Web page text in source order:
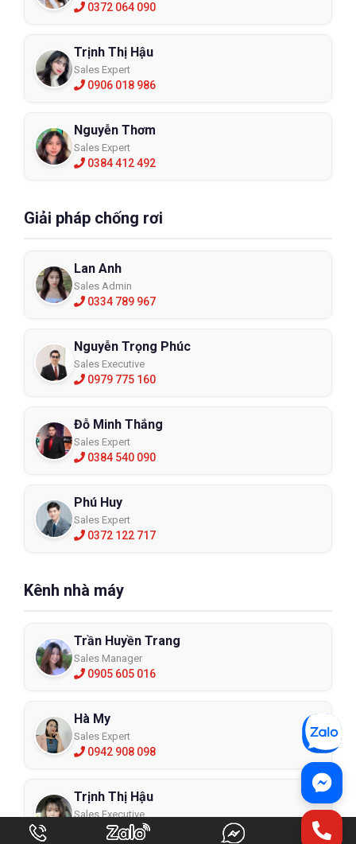
0372 064 090
Trịnh Thị Hậu
Sales Expert
0906 018 986
Nguyễn Thơm
Sales Expert
0384 412 492
Giải pháp chống rơi
Lan Anh
Sales Admin
0334 789 967
Nguyễn Trọng Phúc
Sales Executive
0979 775 160
Đỗ Minh Thắng
Sales Expert
0384 540 090
Phú Huy
Sales Expert
0372 122 717
Kênh nhà máy
Trần Huyền Trang
Sales Manager
0905 605 016
Hà My
Sales Expert
0942 908 098
Trịnh Thị Hậu
Sales Executive
0906 018 986